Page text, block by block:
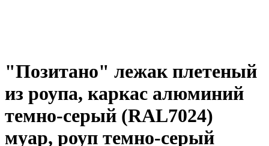
"Позитано" лежак плетеный
из роупа, каркас алюминий
темно-серый (RAL7024)
муар, роуп темно-серый